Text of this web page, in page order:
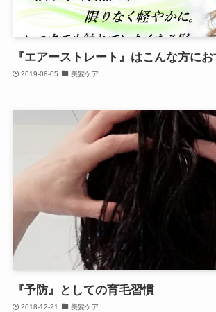
『エアーストレート』はこんな方にお
2019-08-05 美髪ケア
『予防』としての育毛習慣
2018-12-21 美髪ケア